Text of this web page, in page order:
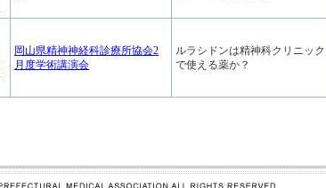
岡山県精神神経科診療所協会2
月度学術講演会
ルラシドンは精神科クリニック
で使える薬か？